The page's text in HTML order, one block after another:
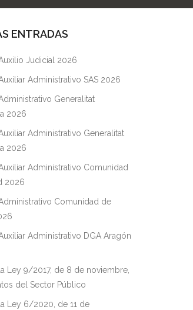
ENTRADAS
Judicial 2026
Administrativo SAS 2026
Generalitat
2026
Administrativo Generalitat
2026
Administrativo Comunidad
2026
Comunidad de
Administrativo DGA Aragón
Ley 9/2017, de 8 de noviembre,
del Sector Público
Ley 6/2020, de 11 de